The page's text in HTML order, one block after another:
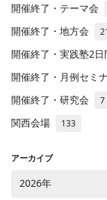
開催終了・テーマ会
開催終了・地方会
開催終了・実践塾2日
開催終了・月例セミ
開催終了・研究会 7
関西会場 133
アーカイブ
2026年